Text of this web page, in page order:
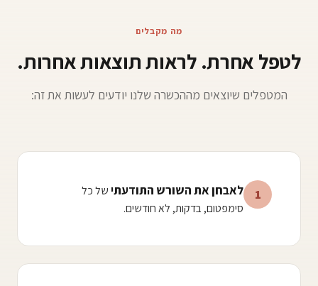
מה מקבלים
לטפל אחרת. לראות תוצאות אחרות.
המטפלים שיוצאים מההכשרה שלנו יודעים לעשות את זה:
1 לאבחן את השורש התודעתישל כל
סימפטום, בדקות, לא חודשים.